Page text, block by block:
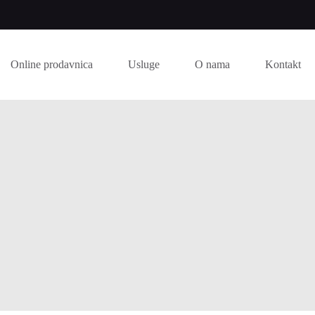
Online prodavnica Usluge O nama Kontakt